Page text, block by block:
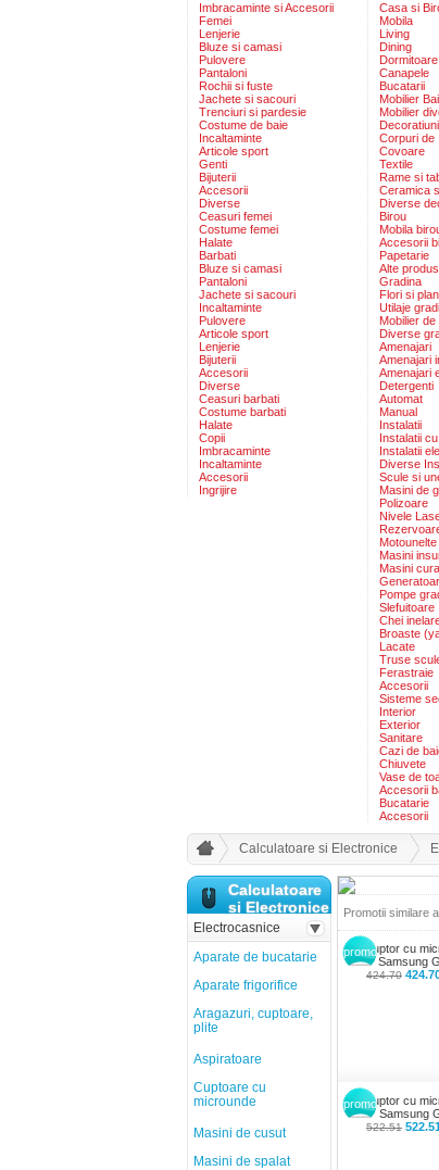
Imbracaminte si Accesorii
Femei
Lenjerie
Bluze si camasi
Pulovere
Pantaloni
Rochii si fuste
Jachete si sacouri
Trenciuri si pardesie
Costume de baie
Incaltaminte
Articole sport
Genti
Bijuterii
Accesorii
Diverse
Ceasuri femei
Costume femei
Halate
Barbati
Bluze si camasi
Pantaloni
Jachete si sacouri
Incaltaminte
Pulovere
Articole sport
Lenjerie
Bijuterii
Accesorii
Diverse
Ceasuri barbati
Costume barbati
Halate
Copii
Imbracaminte
Incaltaminte
Accesorii
Ingrijire
Casa si
Mobila
Living
Dining
Dormitoare
Canapele
Bucatarii
Mobilier
Mobilier
Decoratiuni
Corpuri de
Covoare
Textile
Rame si
Ceramica
Diverse
Birou
Mobila
Accesorii
Papetarie
Alte
Gradina
Flori si
Utilaje
Mobilier
Diverse
Amenajari
Amenajari
Amenajari
Detergenti
Automat
Manual
Instalatii
Instalatii
Instalatii
Diverse
Scule si
Masini de
Polizoare
Nivele
Masini
Masini
Pompe
Slefuitoare
Chei
Broaste
Lacate
Truse
Ferastraie
Accesorii
Sisteme
Interior
Exterior
Sanitare
Cazi de
Chiuvete
Vase de
Accesorii
Bucatarie
Accesorii
Calculatoare si Electronice
Promotii similare
promoCuptor cu
Samsung
424.70
promoCuptor cu
Samsung
522.51
Calculatoare
si Electronice
Electrocasnice
Aparate de bucatarie
Aparate frigorifice
Aragazuri, cuptoare,
plite
Aspiratoare
Cuptoare cu
microunde
Masini de cusut
Masini de spalat